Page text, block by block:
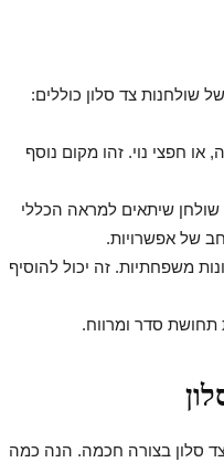
של שולחנות צד סלון כוללים:
חפצי נוי. זהו מקום נוסף
שולחן שיתאים למראה הכללי
של אפשרויות.
משפחתיות. זה יכול להוסיף
תחושת סדר ומרווח.
צד סלון בצורה חכמה. הנה כמה